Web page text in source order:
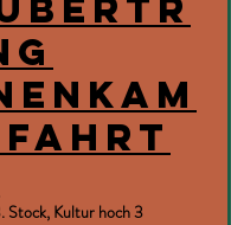
Stock, Kultur hoch 3